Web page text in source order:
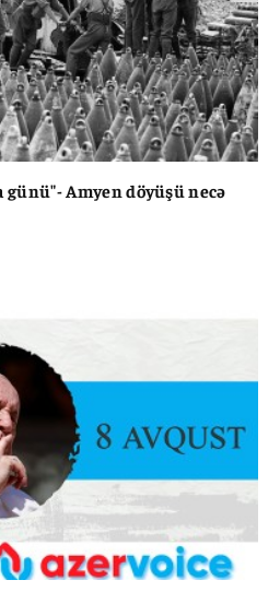
Amyen döyüşü necə